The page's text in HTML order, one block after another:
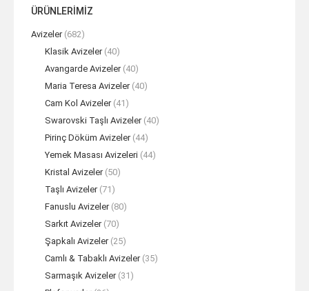
ÜRÜNLERİMİZ
Avizeler (682)
Klasik Avizeler (40)
Avangarde Avizeler (40)
Maria Teresa Avizeler (40)
Cam Kol Avizeler (41)
Swarovski Taşlı Avizeler (40)
Pirinç Döküm Avizeler (44)
Yemek Masası Avizeleri (44)
Kristal Avizeler (50)
Taşlı Avizeler (71)
Fanuslu Avizeler (80)
Sarkıt Avizeler (70)
Şapkalı Avizeler (25)
Camlı & Tabaklı Avizeler (35)
Sarmaşık Avizeler (31)